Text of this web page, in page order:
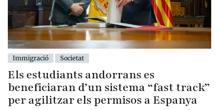
Immigració Societat
Els estudiants andorrans es
beneficiaran d’un sistema “fast track”
per agilitzar els permisos a Espanya